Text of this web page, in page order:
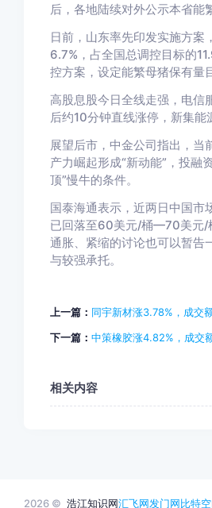
后，各地陆续对外公示本省能
日前，山东率先印发实施方
6.7%，占全国总调控目标的
控方案，设定能繁母猪保有量
高股息股今日全线走强，电信
后约10分钟直线涨停，新集能
展望后市，中金公司指出，当
产力崛起形成“新动能”，投融
顶”慢牛的条件。
国泰海通表示，近两日中国市
已回落至60美元/桶—70美元/
通胀、紧缩的讨论也可以暂告
与较强承托。
上一篇： 同宇新材涨3.78%，成交
下一篇： 中策橡胶涨4.82%，成交
相关内容
2026 © 浩江知识网汇飞网发门网比特